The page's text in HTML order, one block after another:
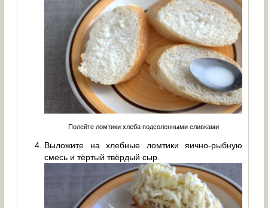
Полейте ломтики хлеба подсоленными сливками
Выложите на хлебные ломтики яично-рыбную
смесь и тёртый твёрдый сыр.